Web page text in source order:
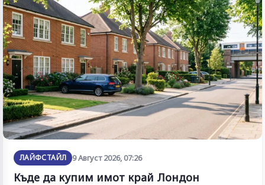
ЛАЙФСТАЙЛ 9 Август 2026, 07:26
Къде да купим имот край Лондон